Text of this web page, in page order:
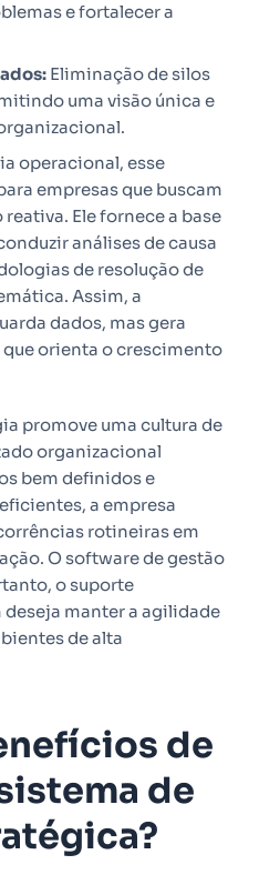
e fortalecer a
Eliminação de silos
uma visão única e
operacional, esse
empresas que buscam
Ele fornece a base
análises de causa
de resolução de
Assim, a
dados, mas gera
orienta o crescimento
promove uma cultura de
organizacional
bem definidos e
a empresa
rotineiras em
O software de gestão
o suporte
manter a agilidade
de alta
de
de